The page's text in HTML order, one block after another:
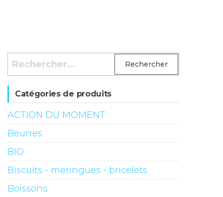
Rechercher :
Catégories de produits
ACTION DU MOMENT
Beurres
BIO
Biscuits - meringues - bricelets
Boissons